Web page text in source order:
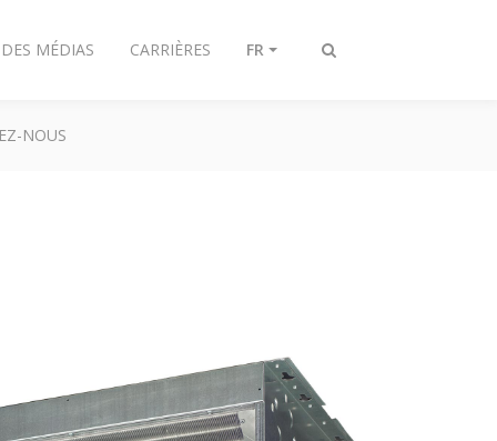
Afficher/masquer
MÉDIAS CARRIÈRES FR
NOUS